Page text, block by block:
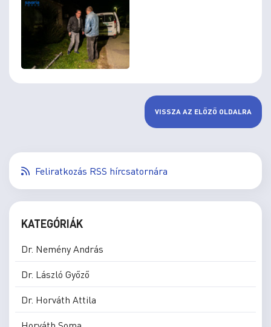
VISSZA AZ ELŐZŐ OLDALRA
Feliratkozás RSS hírcsatornára
KATEGÓRIÁK
Dr. Nemény András
Dr. László Győző
Dr. Horváth Attila